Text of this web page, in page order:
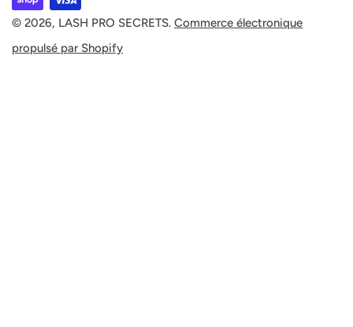
S
© 2026, LASH PRO SECRETS. Commerce électronique
propulsé par Shopify
payement